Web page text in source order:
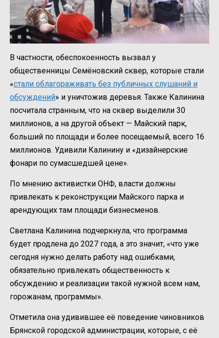
В частности, обеспокоенность вызвал у
общественницы Семёновский сквер, которые стали
«стали облагораживать без публичных слушаний и
обсуждений» и уничтожив деревья. Также Калинина
посчитала странным, что на сквер выделили 30
миллионов, а на другой объект — Майский парк,
больший по площади и более посещаемый, всего 16
миллионов. Удивили Калинину и «дизайнерские
фонари по сумасшедшей цене».
По мнению активистки ОНФ, власти должны
привлекать к реконструкции Майского парка и
арендующих там площади бизнесменов.
Светлана Калинина подчеркнула, что программа
будет продлена до 2027 года, а это значит, «что уже
сегодня нужно делать работу над ошибками,
обязательно привлекать общественность к
обсуждению и реализации такой нужной всем нам,
горожанам, программы».
Отметила она удивившее её поведение чиновников
Брянской городской администрации, которые, с её